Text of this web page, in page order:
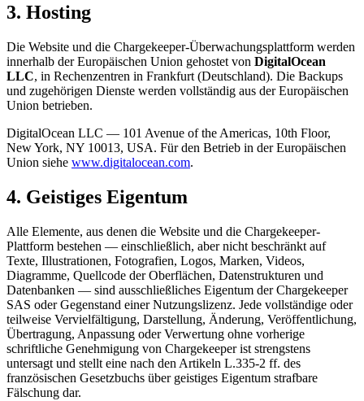
3. Hosting
Die Website und die Chargekeeper-Überwachungsplattform werden
innerhalb der Europäischen Union gehostet von DigitalOcean
LLC, in Rechenzentren in Frankfurt (Deutschland). Die Backups
und zugehörigen Dienste werden vollständig aus der Europäischen
Union betrieben.
DigitalOcean LLC — 101 Avenue of the Americas, 10th Floor,
New York, NY 10013, USA. Für den Betrieb in der Europäischen
Union siehe www.digitalocean.com.
4. Geistiges Eigentum
Alle Elemente, aus denen die Website und die Chargekeeper-
Plattform bestehen — einschließlich, aber nicht beschränkt auf
Texte, Illustrationen, Fotografien, Logos, Marken, Videos,
Diagramme, Quellcode der Oberflächen, Datenstrukturen und
Datenbanken — sind ausschließliches Eigentum der Chargekeeper
SAS oder Gegenstand einer Nutzungslizenz. Jede vollständige oder
teilweise Vervielfältigung, Darstellung, Änderung, Veröffentlichung,
Übertragung, Anpassung oder Verwertung ohne vorherige
schriftliche Genehmigung von Chargekeeper ist strengstens
untersagt und stellt eine nach den Artikeln L.335-2 ff. des
französischen Gesetzbuchs über geistiges Eigentum strafbare
Fälschung dar.